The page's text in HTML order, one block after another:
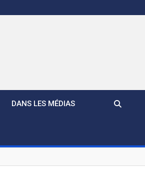
DANS LES MÉDIAS